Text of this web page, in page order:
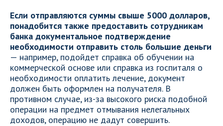
Если отправляются суммы свыше 5000 долларов,
понадобится также предоставить сотрудникам
банка документальное подтверждение
необходимости отправить столь большие деньги
— например, подойдет справка об обучении на
коммерческой основе или справка из госпиталя о
необходимости оплатить лечение, документ
должен быть оформлен на получателя. В
противном случае, из-за высокого риска подобной
операции на предмет отмывания нелегальных
доходов, операцию не дадут совершить.